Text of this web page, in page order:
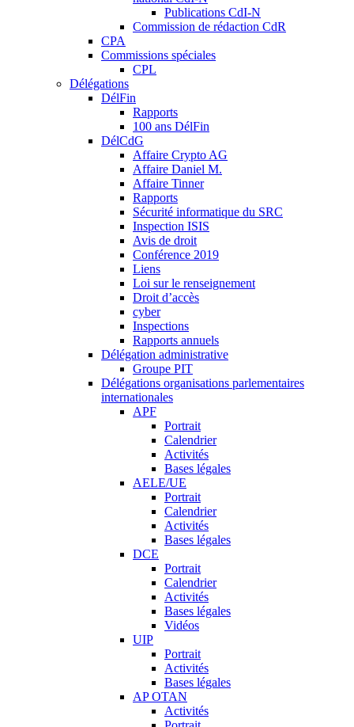
Publications CdI-N
Commission de rédaction CdR
CPA
Commissions spéciales
CPL
Délégations
DélFin
Rapports
100 ans DélFin
DélCdG
Affaire Crypto AG
Affaire Daniel M.
Affaire Tinner
Rapports
Sécurité informatique du SRC
Inspection ISIS
Avis de droit
Conférence 2019
Liens
Loi sur le renseignement
Droit d’accès
cyber
Inspections
Rapports annuels
Délégation administrative
Groupe PIT
Délégations organisations parlementaires
internationales
APF
Portrait
Calendrier
Activités
Bases légales
AELE/UE
Portrait
Calendrier
Activités
Bases légales
DCE
Portrait
Calendrier
Activités
Bases légales
Vidéos
UIP
Portrait
Activités
Bases légales
AP OTAN
Activités